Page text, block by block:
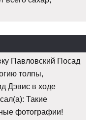
Павловский Посад
толпы,
Дэвис в ходе
Такие
фотографии!